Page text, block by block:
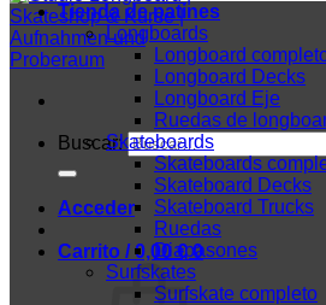
Buscar:
Acceder
Carrito /0,00€ 0
Tienda de patines
Longboards
Longboard
Longboard Decks
Longboard Eje
Ruedas de
Skateboards
Skateboards
Skateboard Decks
Skateboard Trucks
Ruedas
Diapasones
Surfskates
Surfskate completo